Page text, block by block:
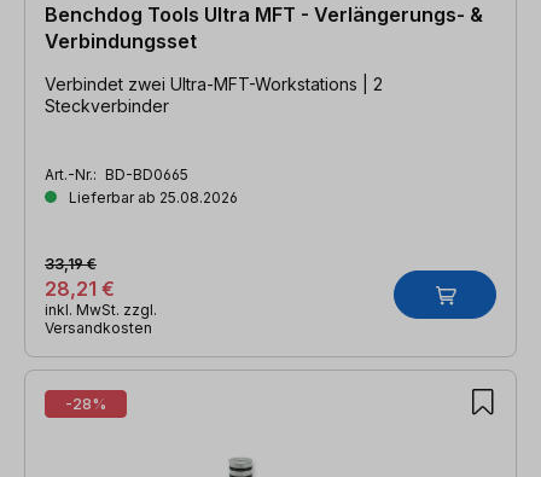
Benchdog Tools Ultra MFT - Verlängerungs- &
Verbindungsset
Verbindet zwei Ultra-MFT-Workstations | 2
Steckverbinder
Art.-Nr.: BD-BD0665
Lieferbar ab 25.08.2026
28,21 €
33,19 €
inkl. MwSt. zzgl.
Versandkosten
-28%